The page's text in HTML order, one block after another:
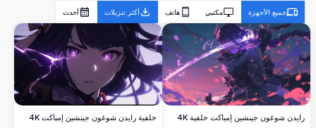
جميع الأجهزة مكتبي هاتف أكثر تنزيلات أحدث
رايدن شوغون جينشين إمباكت خلفية 4K خلفية رايدن شوغون جينشين إمباكت 4K